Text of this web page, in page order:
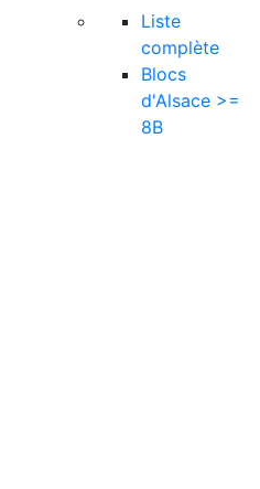
Liste
complète
Blocs
d'Alsace >=
8B